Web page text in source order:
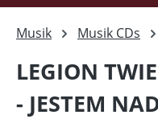
Musik Musik CDs
LEGION
- JESTEM